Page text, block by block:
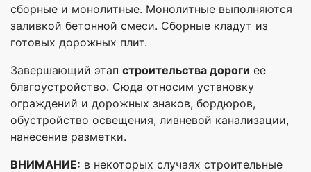
сборные и монолитные. Монолитные выполняются
заливкой бетонной смеси. Сборные кладут из
готовых дорожных плит.
Завершающий этап строительства дороги ее
благоустройство. Сюда относим установку
ограждений и дорожных знаков, бордюров,
обустройство освещения, ливневой канализации,
нанесение разметки.
ВНИМАНИЕ: в некоторых случаях строительные